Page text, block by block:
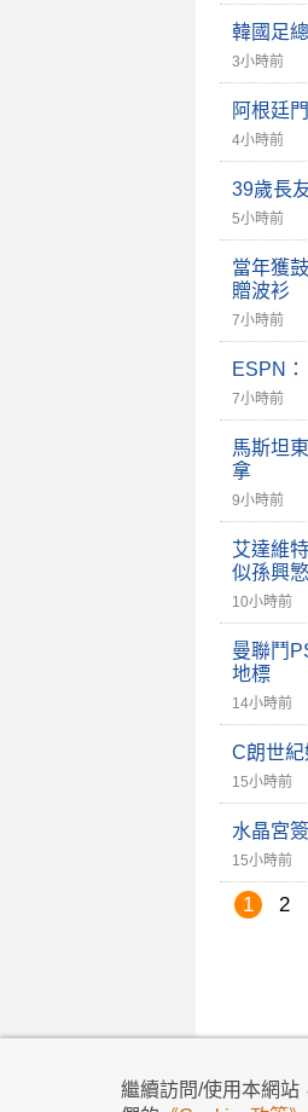
韓國足
3小時前
阿根廷
4小時前
39歲長
5小時前
當年獲
贈波衫
7小時前
ESPN
7小時前
馬斯坦
拿
9小時前
艾達維
似孫興慜
10小時前
曼聯鬥
地標
14小時前
C朗世
15小時前
水晶宮
15小時前
1 2
繼續訪問/使用本網站
私隱政策 |